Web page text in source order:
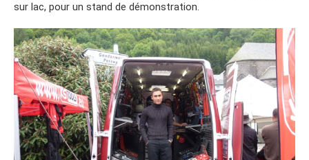
sur lac, pour un stand de démonstration.